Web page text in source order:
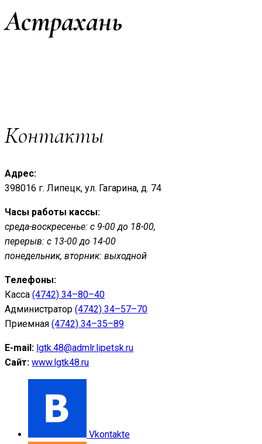
Астрахань
Контакты
Адрес:
398016 г. Липецк, ул. Гагарина, д. 74
Часы работы кассы:
среда-воскресенье: с 9-00 до 18-00,
перерыв: с 13-00 до 14-00
понедельник, вторник: выходной
Телефоны:
Касса (4742) 34–80–40
Администратор (4742) 34–57–70
Приемная (4742) 34–35–89
E-mail: lgtk.48@admlr.lipetsk.ru
Сайт: www.lgtk48.ru
Vkontakte